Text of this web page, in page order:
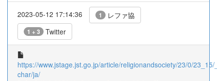
2023-05-12 17:14:36 1 レファ協
1 + 3 Twitter
https://www.jstage.jst.go.jp/article/religionandsociety/23/0/23_15/
char/ja/